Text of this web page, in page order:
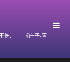
伤. ——《庄子·应